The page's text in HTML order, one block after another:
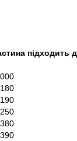
підходить